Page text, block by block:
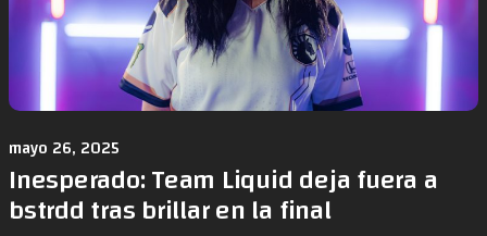
mayo 26, 2025
Inesperado: Team Liquid deja fuera a
bstrdd tras brillar en la final